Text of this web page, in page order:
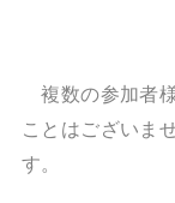
複数の参加者
ことはございま
す。